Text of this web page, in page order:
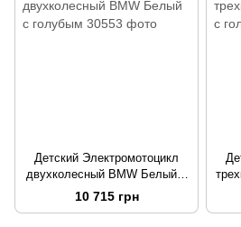
Детский Электромотоцикл
двухколесный BMW Белый с
голубым
10 715 грн